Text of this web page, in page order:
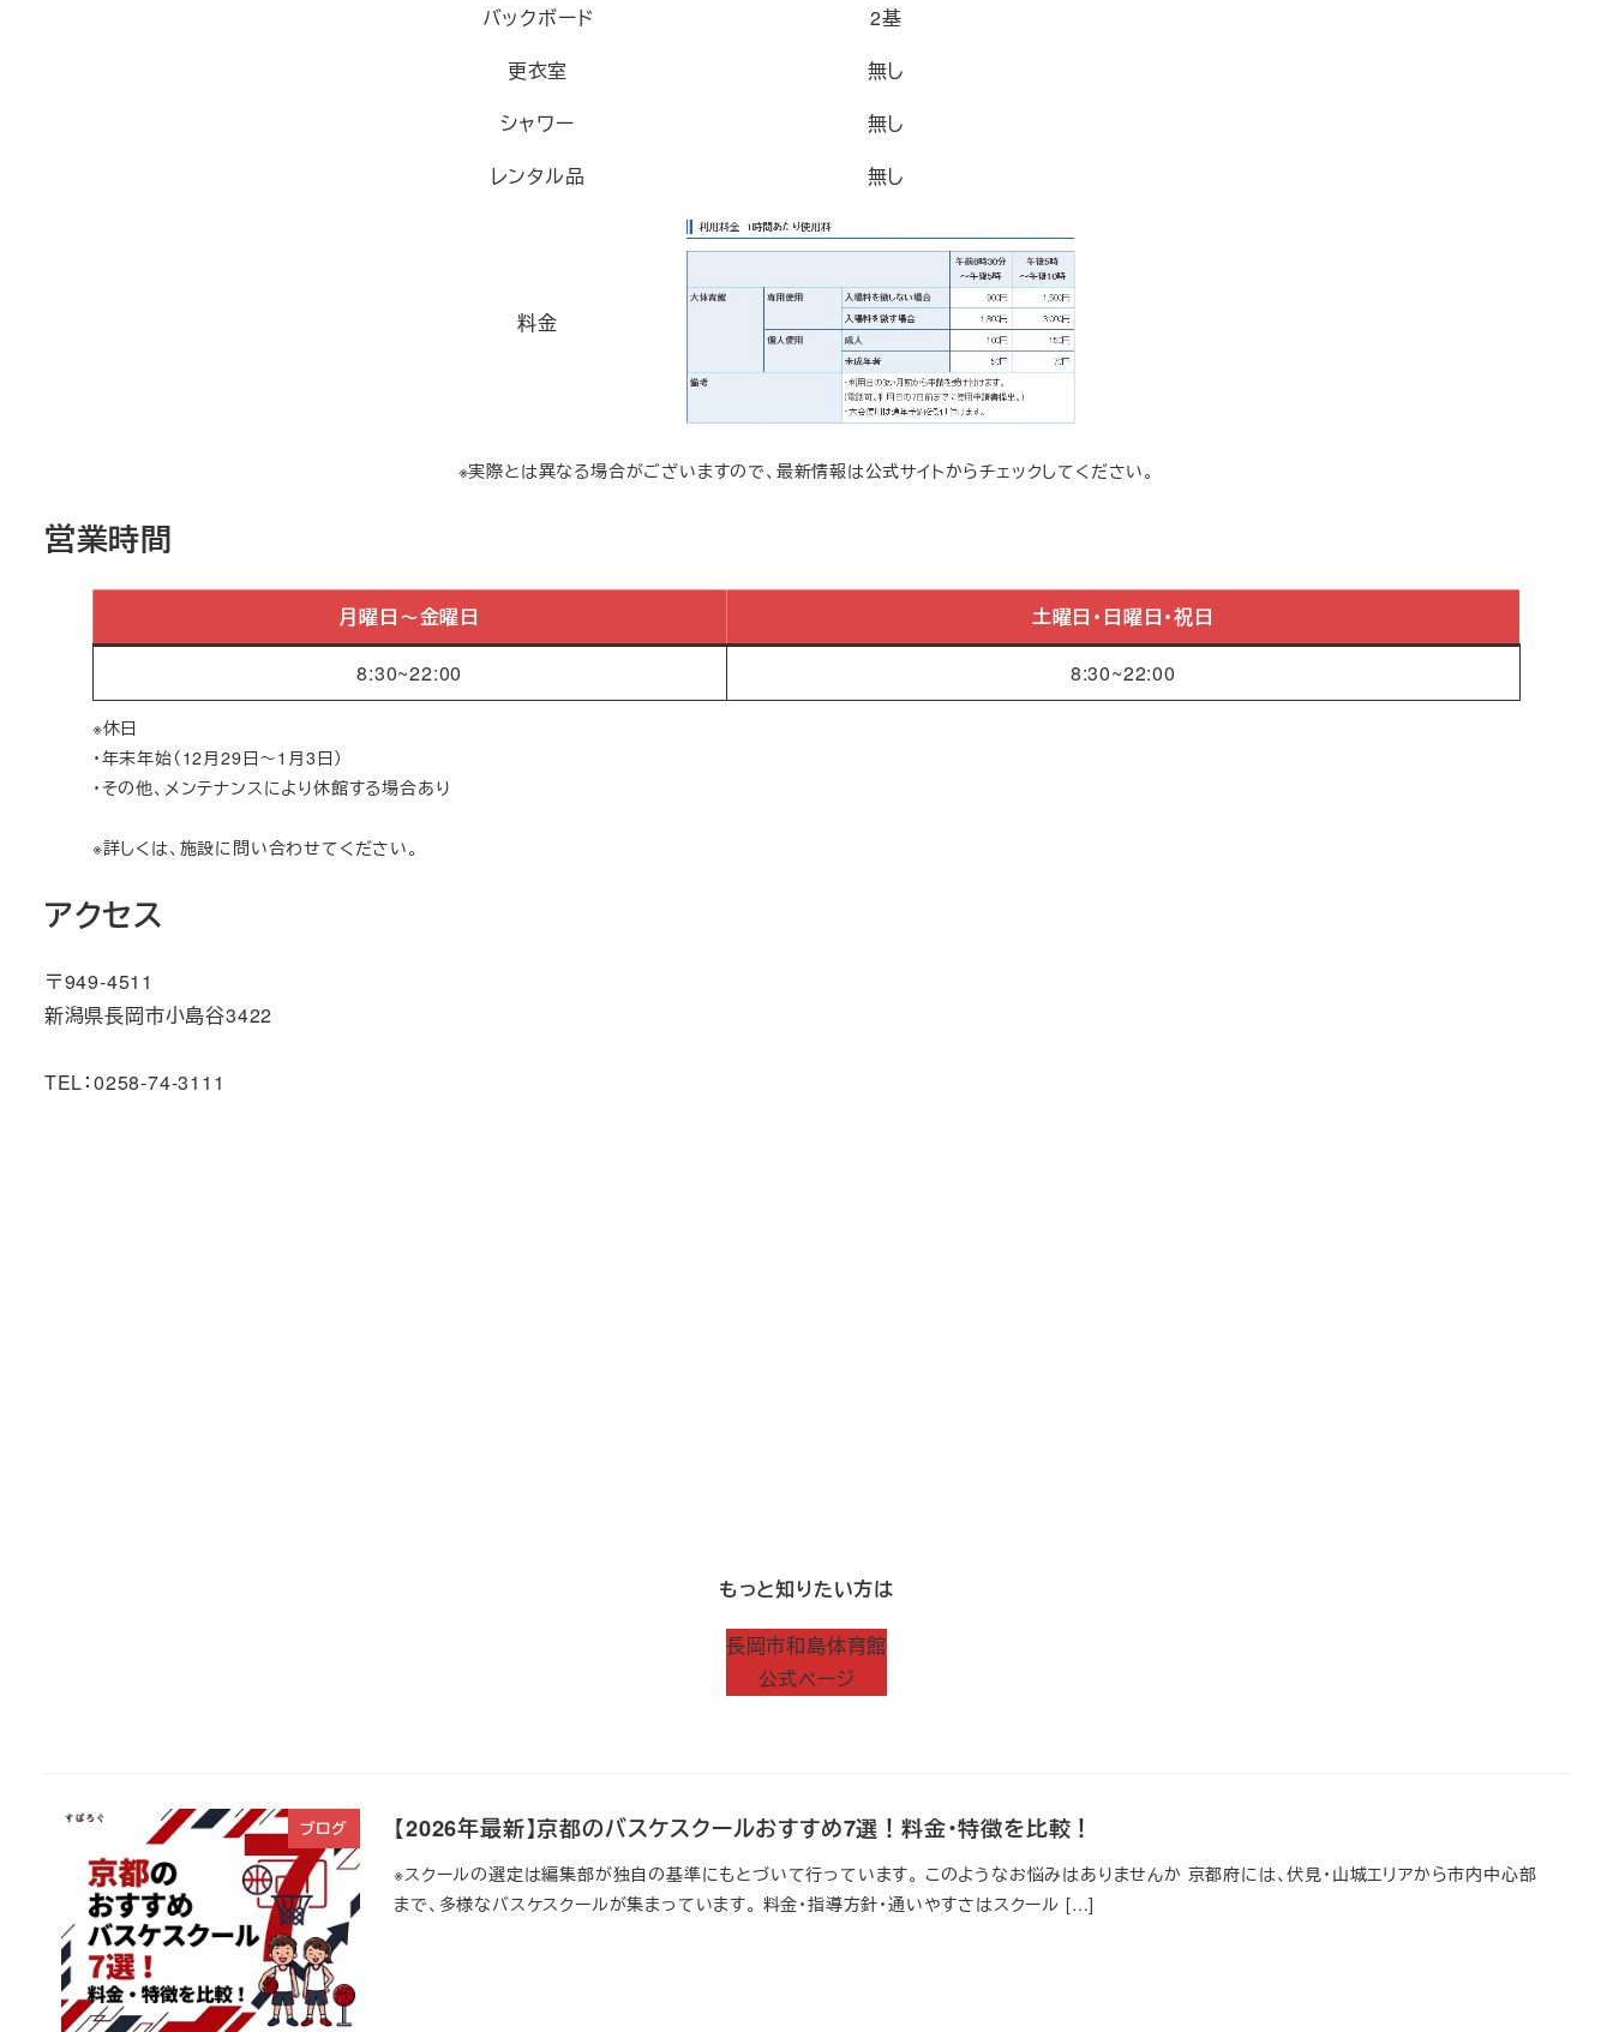
バックボード
2基
更衣室
無し
シャワー
無し
レンタル品
無し
料金
※実際とは異なる場合がございますので、最新情報は公式サイトからチェックしてください。
営業時間
月曜日～金曜日 土曜日・日曜日・祝日
8:30~22:00 8:30~22:00
※休日
・年末年始（12月29日～1月3日）
・その他、メンテナンスにより休館する場合あり
※詳しくは、施設に問い合わせてください。
アクセス
〒949-4511
新潟県長岡市小島谷3422
TEL：0258-74-3111
もっと知りたい方は
長岡市和島体育館
公式ページ
ブログ 【2026年最新】京都のバスケスクールおすすめ7選！料金・特徴を比較！
※スクールの選定は編集部が独自の基準にもとづいて行っています。 このようなお悩みはありませんか 京都府には、伏見・山城エリアから市内中心部
まで、多様なバスケスクールが集まっています。 料金・指導方針・通いやすさはスクール […]